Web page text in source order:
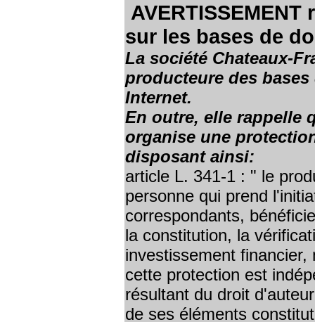
sur les bases de
La société Chateaux-
producteure des
Internet.
En outre, elle rappelle
organise une
disposant ainsi:
article L. 341-1 : " le
personne qui prend
correspondants,
la constitution, la
investissement
cette protection est
résultant du droit
de ses éléments